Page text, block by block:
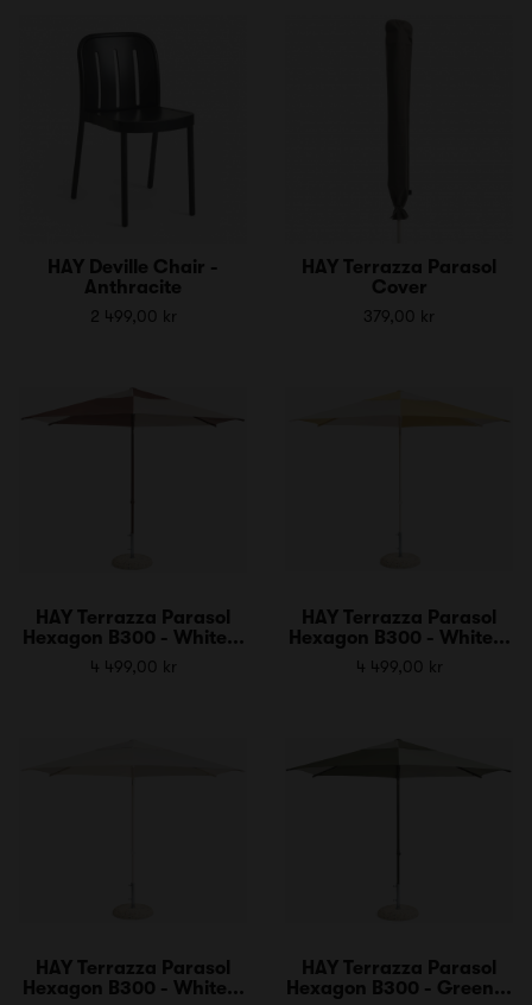
HAY Deville Chair -
Anthracite
2 499,00 kr
HAY Terrazza Parasol
Cover
379,00 kr
HAY Terrazza Parasol
Hexagon B300 - White...
4 499,00 kr
HAY Terrazza Parasol
Hexagon B300 - White...
4 499,00 kr
HAY Terrazza Parasol
Hexagon B300 - White...
HAY Terrazza Parasol
Hexagon B300 - Green...